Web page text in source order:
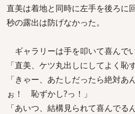
直美は着地と同時に左手を後ろに
秒の露出は防げなかった。
ギャラリーは手を叩いて喜んでい
「直美、ケツ丸出しにしてよく恥
「きゃー、あたしだったら絶対あ
ぉ！ 恥ずかし?っ！」
「あいつ、結構見られて喜んでる